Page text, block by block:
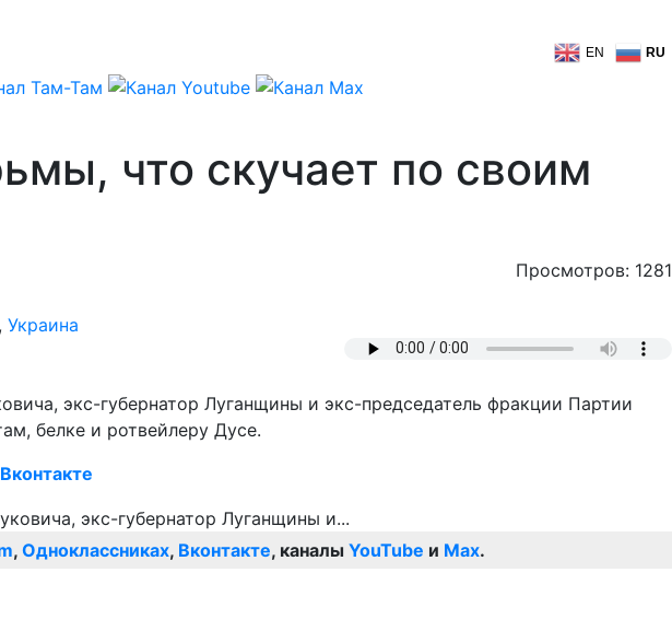
EN RU
что скучает по своим
Просмотров: 1281
, Украина
экс-губернатор Луганщины и экс-председатель фракции Партии
белке и ротвейлеру Дусе.
Вконтакте
, Одноклассниках, Вконтакте, каналы YouTube и Max.